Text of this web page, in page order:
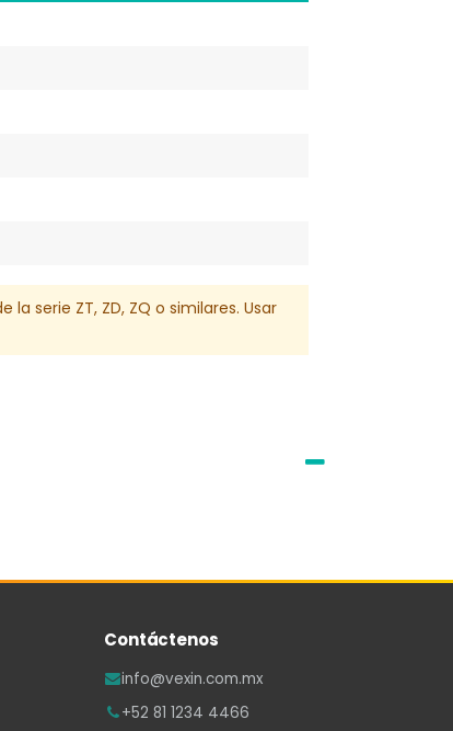
serie ZT, ZD, ZQ o similares. Usar
Contáctenos
info@vexin.com.mx
+52 81 1234 4466